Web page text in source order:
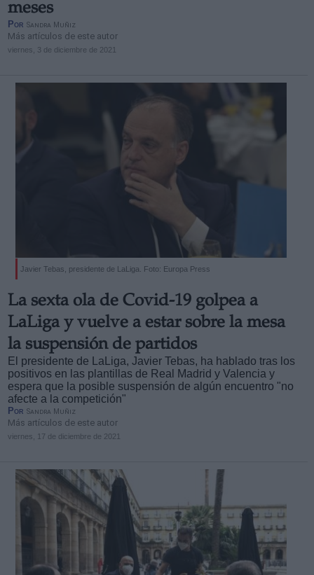
meses
Por Sandra Muñiz
Más artículos de este autor
viernes, 3 de diciembre de 2021
Javier Tebas, presidente de LaLiga. Foto: Europa Press
La sexta ola de Covid-19 golpea a
LaLiga y vuelve a estar sobre la mesa
la suspensión de partidos
El presidente de LaLiga, Javier Tebas, ha hablado tras los
positivos en las plantillas de Real Madrid y Valencia y
espera que la posible suspensión de algún encuentro "no
afecte a la competición"
Por Sandra Muñiz
Más artículos de este autor
viernes, 17 de diciembre de 2021